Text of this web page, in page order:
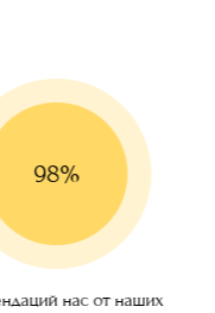
98%
нас от наших